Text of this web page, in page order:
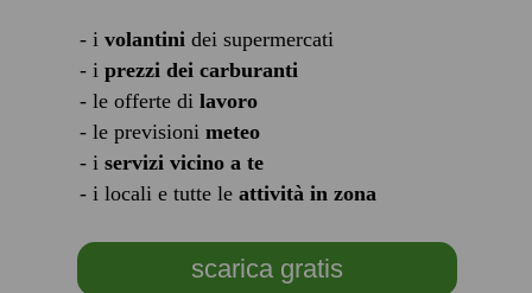
- i volantinidei supermercati
- i prezzi dei carburanti
- le offerte di lavoro
- le previsioni meteo
- i servizi vicino a te
- i locali e tutte le attività in zona
scarica gratis